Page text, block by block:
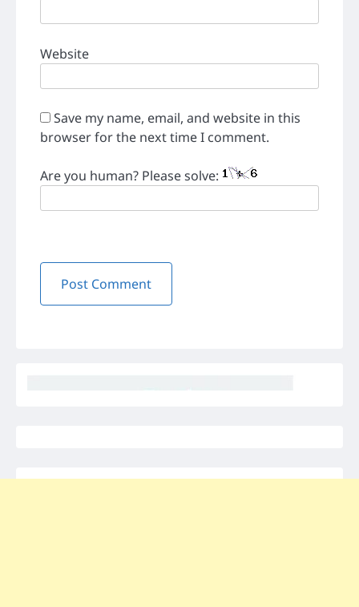
Website
Save my name, email, and website in this
browser for the next time I comment.
Are you human? Please solve: